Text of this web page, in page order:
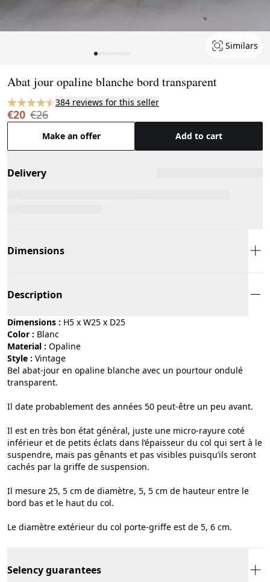
Similars
Abat jour opaline blanche bord transparent
384 reviews for this seller
€20 €26
Make an offer Add to cart
Delivery
Dimensions
Description
Dimensions : H5 x W25 x D25
Color :
blanc
Material :
opaline
Style :
vintage
Bel abat-jour en opaline blanche avec un pourtour ondulé
transparent.
Il date probablement des années 50 peut-être un peu avant.
Il est en très bon état général, juste une micro-rayure coté
inférieur et de petits éclats dans l’épaisseur du col qui sert à le
suspendre, mais pas gênants et pas visibles puisqu’ils seront
cachés par la griffe de suspension.
Il mesure 25, 5 cm de diamètre, 5, 5 cm de hauteur entre le
bord bas et le haut du col.
Le diamètre extérieur du col porte-griffe est de 5, 6 cm.
Selency guarantees